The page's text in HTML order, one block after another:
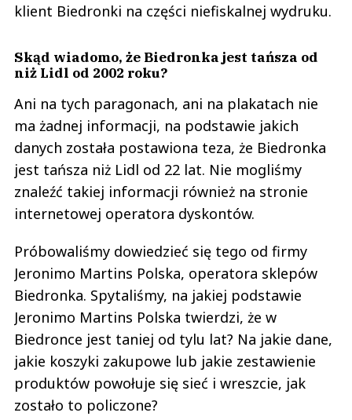
klient Biedronki na części niefiskalnej wydruku.
Skąd wiadomo, że Biedronka jest tańsza od
niż Lidl od 2002 roku?
Ani na tych paragonach, ani na plakatach nie
ma żadnej informacji, na podstawie jakich
danych została postawiona teza, że Biedronka
jest tańsza niż Lidl od 22 lat. Nie mogliśmy
znaleźć takiej informacji również na stronie
internetowej operatora dyskontów.
Próbowaliśmy dowiedzieć się tego od firmy
Jeronimo Martins Polska, operatora sklepów
Biedronka. Spytaliśmy, na jakiej podstawie
Jeronimo Martins Polska twierdzi, że w
Biedronce jest taniej od tylu lat? Na jakie dane,
jakie koszyki zakupowe lub jakie zestawienie
produktów powołuje się sieć i wreszcie, jak
zostało to policzone?